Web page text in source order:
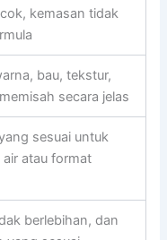
kemasan tidak
bau, tekstur,
secara jelas
sesuai untuk
atau format
berlebihan, dan